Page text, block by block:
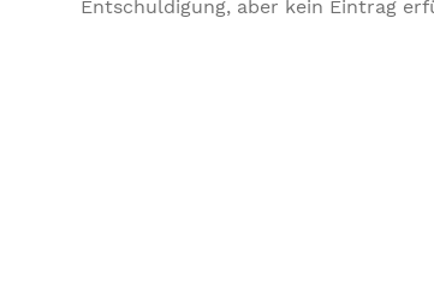
Entschuldigung, aber kein Eintrag